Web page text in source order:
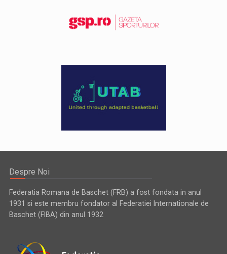
Despre Noi
Federatia Romana de Baschet (FRB) a fost fondata in anul
1931 si este membru fondator al Federatiei Internationale de
Baschet (FIBA) din anul 1932